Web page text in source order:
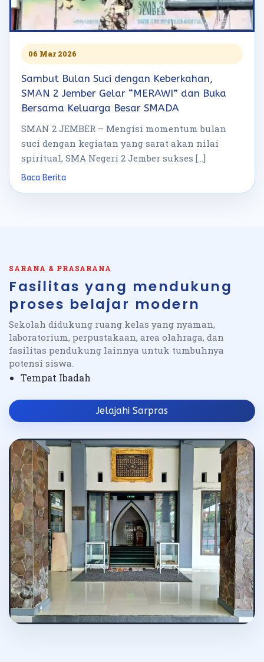
06 Mar 2026
Sambut Bulan Suci dengan Keberkahan,
SMAN 2 Jember Gelar “MERAWI” dan Buka
Bersama Keluarga Besar SMADA
SMAN 2 JEMBER – Mengisi momentum bulan
suci dengan kegiatan yang sarat akan nilai
spiritual, SMA Negeri 2 Jember sukses […]
Baca Berita
SARANA & PRASARANA
Fasilitas yang mendukung
proses belajar modern
Sekolah didukung ruang kelas yang nyaman,
laboratorium, perpustakaan, area olahraga, dan
fasilitas pendukung lainnya untuk tumbuhnya
potensi siswa.
Tempat Ibadah
Jelajahi Sarpras